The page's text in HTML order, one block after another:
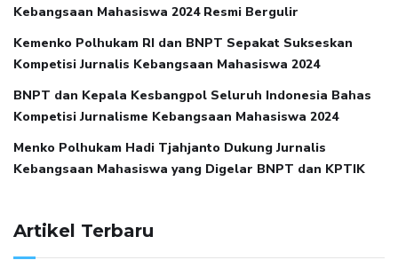
Kebangsaan Mahasiswa 2024 Resmi Bergulir
Kemenko Polhukam RI dan BNPT Sepakat Sukseskan
Kompetisi Jurnalis Kebangsaan Mahasiswa 2024
BNPT dan Kepala Kesbangpol Seluruh Indonesia Bahas
Kompetisi Jurnalisme Kebangsaan Mahasiswa 2024
Menko Polhukam Hadi Tjahjanto Dukung Jurnalis
Kebangsaan Mahasiswa yang Digelar BNPT dan KPTIK
Artikel Terbaru